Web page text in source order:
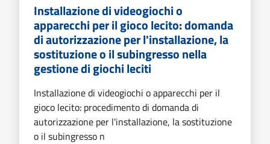
Installazione di videogiochi o
apparecchi per il gioco lecito: domanda
di autorizzazione per l'installazione, la
sostituzione o il subingresso nella
gestione di giochi leciti
Installazione di videogiochi o apparecchi per il
gioco lecito: procedimento di domanda di
autorizzazione per l'installazione, la sostituzione
o il subingresso n